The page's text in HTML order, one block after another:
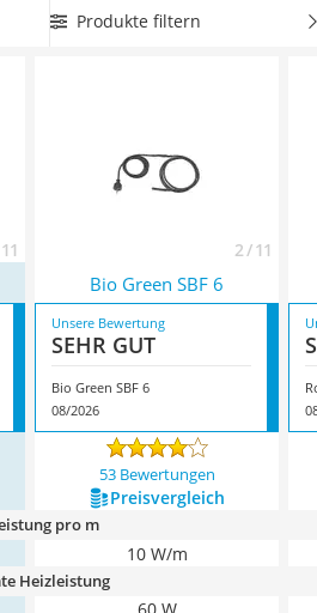
Faktor ist.Wählen Sie jetzt
Modell
Produkte filtern
2 / 11
Bio Green SBF 6
Unsere Bewertung
SEHR GUT
Bio Green SBF 6
08/2026
53 Bewertungen
Preis­vergleich
pro m
10 W/m
Heizleistung